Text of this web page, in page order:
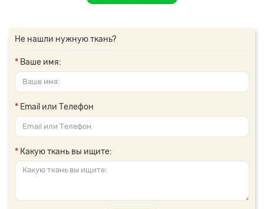
Не нашли нужную ткань?
Ваше имя:
Email или Телефон
Какую ткань вы ищите: